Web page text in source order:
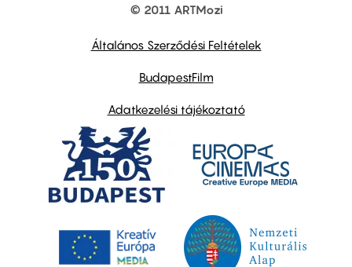
© 2011 ARTMozi
Általános Szerződési Feltételek
BudapestFilm
Adatkezelési tájékoztató